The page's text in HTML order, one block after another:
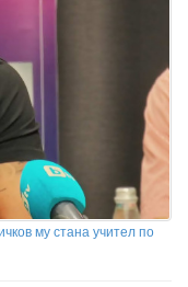
му стана учител по